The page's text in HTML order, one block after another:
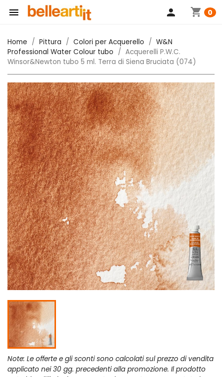
 shopping_cart 0
person
Home Pittura Colori per Acquerello
W&N
Professional Water Colour tubo
Acquerelli P.W.C.
Winsor&Newton tubo 5 ml. Terra di Siena Bruciata (074)
Note: Le offerte e gli sconti sono calcolati sul prezzo di vendita
applicato nei 30 gg. precedenti alla promozione. Il prodotto